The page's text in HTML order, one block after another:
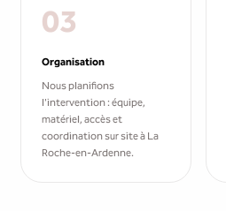
03
Organisation
Nous planifions
l'intervention : équipe,
matériel, accès et
coordination sur site à La
Roche-en-Ardenne.